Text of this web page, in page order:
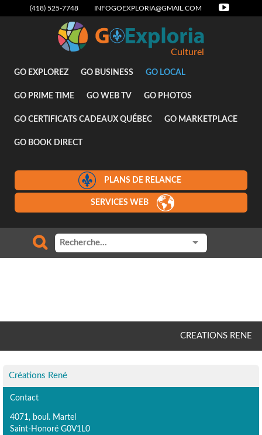
(418) 525-7748 INFOGOEXPLORIA@GMAIL.COM
Culturel
GO EXPLOREZ GO BUSINESS GO LOCAL
GO PRIME TIME GO WEB TV GO PHOTOS
GO CERTIFICATS CADEAUX QUÉBEC GO MARKETPLACE
GO BOOK DIRECT
PLANS DE RELANCE
SERVICES WEB
CREATIONS RENE
Créations René
Contact
4071, boul. Martel
Saint-Honoré G0V1L0